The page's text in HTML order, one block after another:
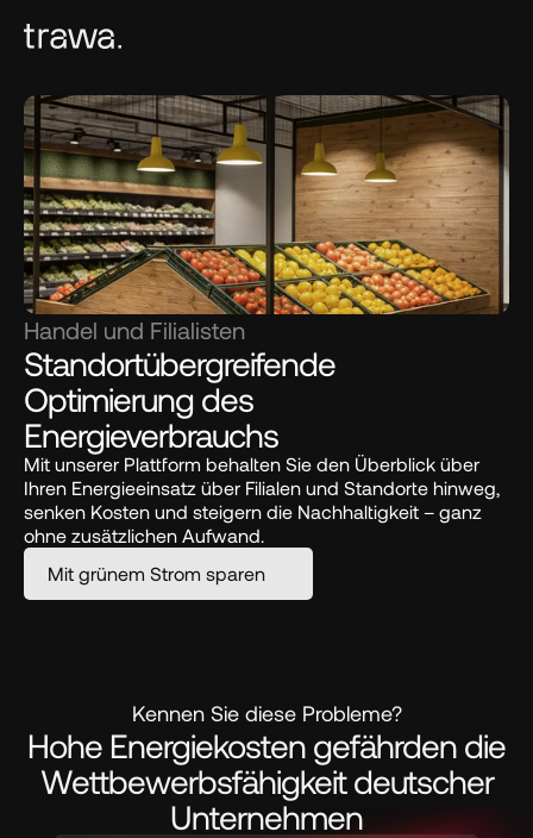
Handel und Filialisten
Standortübergreifende
Optimierung des
Energieverbrauchs
Mit unserer Plattform behalten Sie den Überblick über
Ihren Energieeinsatz über Filialen und Standorte hinweg,
senken Kosten und steigern die Nachhaltigkeit – ganz
ohne zusätzlichen Aufwand.
Mit grünem Strom sparen
Kennen Sie diese Probleme?
Hohe Energiekosten gefährden die
Wettbewerbsfähigkeit deutscher
Unternehmen